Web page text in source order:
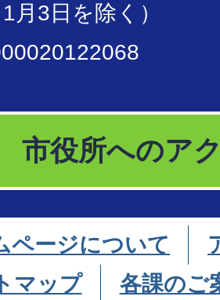
月3日を除く）
市役所へのア
ページについて
マップ
各課のご